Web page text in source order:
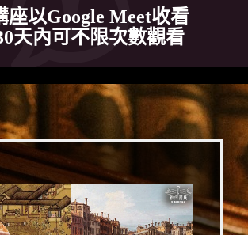
座以Google Meet收看
天內可不限次數觀看